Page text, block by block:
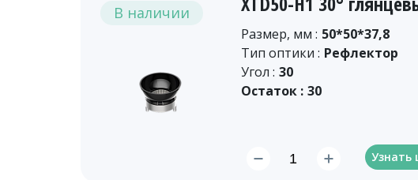
В наличии
Размер, мм : 50*50*37,8
Тип оптики : Рефлектор
Угол : 30
Остаток : 30
Узнать